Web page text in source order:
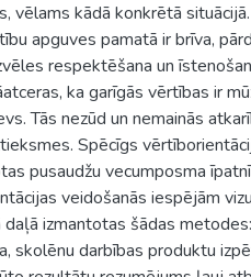
vēlams kādā konkrētā
apguves pamatā ir brīva,
respektēšana un
ka garīgās vērtības ir
Tās nezūd un nemainās
Spēcīgs
pusaudžu vecumposma
veidošanās iespējām
daļā izmantotas šādas
skolēnu darbības produktu